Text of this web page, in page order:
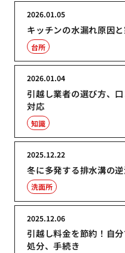
キッチンの水漏れ原因
2026.01.05
台所
引越し業者の選び方、
対応
2026.01.04
知識
冬に多発する排水溝の
2025.12.22
洗面所
引越し料金を節約！自
処分、手続き
2025.12.06